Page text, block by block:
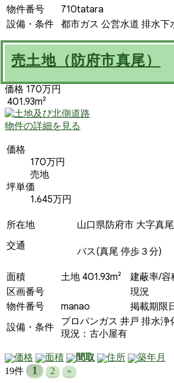
物件番号
710tatara
設備・条件 都市ガス 公営水道 排水下
売土地（防府市真尾）
価格 170万円
401.93m²
物件の詳細を見る
価格
170万円
売地
坪単価
1.645万円
所在地
山口県防府市 大字真
交通
バス(真尾 停歩３分)
面積 土地 401.93m² 建蔽率/容
区画番号
現況
物件番号
manao 掲載期限
設備・条件
プロパンガス 井戸 排水浄
現況：古小屋有
価格
面積 間取 住所 築年月
19件 1 2 »